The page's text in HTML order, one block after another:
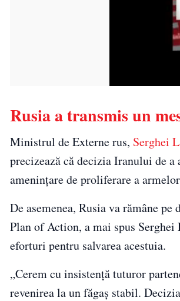
Rusia a transmis un
Ministrul de Externe rus, Serghei
precizează că decizia Iranului de
amenințare de proliferare a
De asemenea, Rusia va rămâne
Plan of Action, a mai spus Serghei
eforturi pentru salvarea acestuia.
„Cerem cu insistenţă tuturor
revenirea la un făgaş stabil.